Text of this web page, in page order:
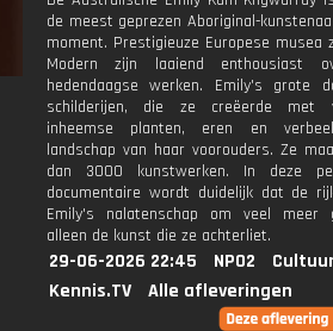
de meest geprezen Aboriginal-
moment. Prestigieuze Europese musea
Modern zijn laaiend enthousiast
hedendaagse werken. Emily's grote
schilderijen, die ze creëerde met
inheemse planten, eren en
landschap van haar voorouders. Ze
dan 3000 kunstwerken. In deze
documentaire wordt duidelijk dat de
Emily's nalatenschap om veel meer
alleen de kunst die ze achterliet.
29-06-2026 22:45 NPO2
Kennis.TV
Alle afleveringen